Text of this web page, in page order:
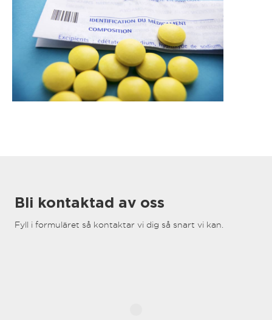
Bli kontaktad av oss
Fyll i formuläret så kontaktar vi dig så snart vi kan.